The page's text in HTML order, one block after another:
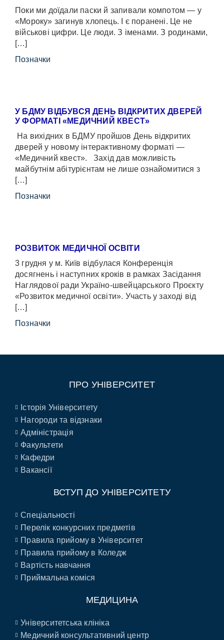
Поки ми доїдали паски й запивали компотом — у
«Мороку» загинув хлопець. І є поранені. Це не
військові цифри. Це люди. З іменами. З родинами,
[…]
Позначки
У БДМУ ВІДБУВСЯ ДЕНЬ ВІДКРИТИХ ДВЕРЕЙ
У ФОРМАТІ «МЕДИЧНИЙ КВЕСТ»
На вихідних в БДМУ пройшов День відкритих
дверей у новому інтерактивному форматі —
«Медичний квест». Захід дав можливість
майбутнім абітурієнтам не лише ознайомитися з
[…]
Позначки
РОЗВИТОК МЕДИЧНОЇ ОСВІТИ
3 грудня у м. Київ відбулася Конференція
досягнень і наступних кроків в рамках Засідання
Наглядової ради Україно-швейцарського Проєкту
«Розвиток медичної освіти». Участь у заході від
[…]
Позначки
ПРО УНІВЕРСИТЕТ
Історія Університету
Нагороди та відзнаки
Адміністрація
Факультети
Кафедри
Вакансії
ВСТУП ДО УНІВЕРСИТЕТУ
Спеціальності
Перелік конкурсних предметів
Правила прийому в Університет
Правила прийому в Коледж
Вартість навчання
Приймальна коміся
МЕДИЦИНА
Університетська клініка
Медичний консультативний центр